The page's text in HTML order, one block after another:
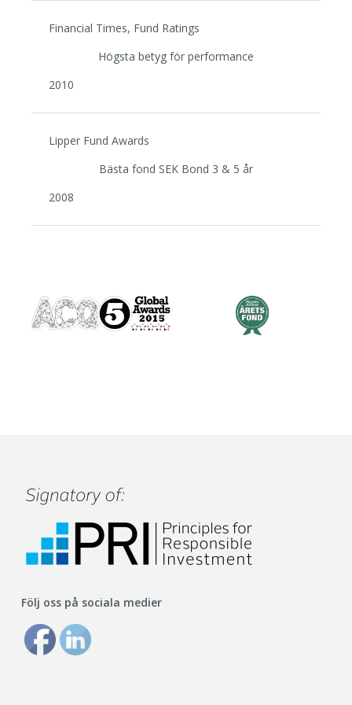
Financial Times, Fund Ratings
Högsta betyg för performance
2010
Lipper Fund Awards
Bästa fond SEK Bond 3 & 5 år
2008
Följ oss på sociala medier